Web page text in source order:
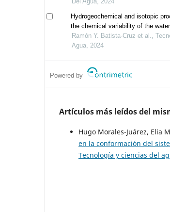
Hydrogeochemical and isotopic
the chemical variability of the
región carbonífera aquifer, coahuila
Ramón Y. Batista-Cruz et al.,
Agua, 2024
Powered by
Artículos más leídos del
Hugo Morales-Juárez, Elia
en la conformación del
Tecnología y ciencias del